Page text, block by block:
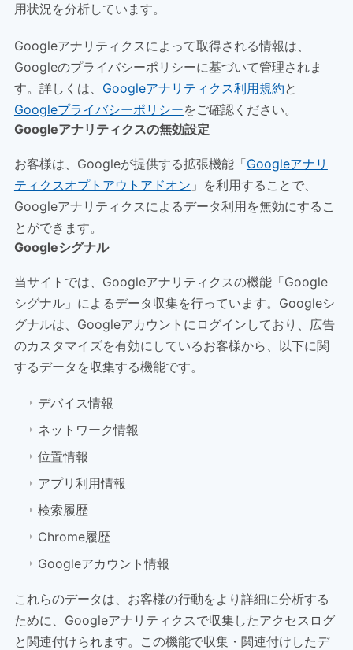
用状況を分析しています。
Googleアナリティクスによって取得される情報は、
Googleのプライバシーポリシーに基づいて管理されま
す。詳しくは、 Googleアナリティクス利用規約と
Googleプライバシーポリシーをご確認ください。
Googleアナリティクスの無効設定
お客様は、Googleが提供する拡張機能「Googleアナリ
ティクスオプトアウトアドオン 」を利用することで、
Googleアナリティクスによるデータ利用を無効にするこ
とができます。
Googleシグナル
当サイトでは、Googleアナリティクスの機能「Google
シグナル」によるデータ収集を行っています。Googleシ
グナルは、Googleアカウントにログインしており、広告
のカスタマイズを有効にしているお客様から、以下に関
するデータを収集する機能です。
デバイス情報
ネットワーク情報
位置情報
アプリ利用情報
検索履歴
Chrome履歴
Googleアカウント情報
これらのデータは、お客様の行動をより詳細に分析する
ために、Googleアナリティクスで収集したアクセスログ
と関連付けられます。この機能で収集・関連付けしたデ